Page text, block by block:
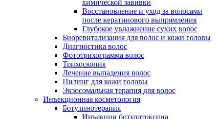
химической завивки
Восстановление и уход за волосами
после кератинового выпрямления
Глубокое увлажнение сухих волос
Биоревитализация для волос и кожи головы
Диагностика волос
Фототрихограмма волос
Трихоскопия
Лечение выпадения волос
Пилинг для кожи головы
Экзосомальная терапия для волос
Инъекционная косметология
Ботулинотерапия
Инъекции ботулотоксина